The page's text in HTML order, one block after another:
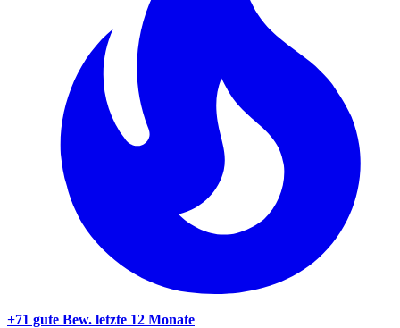
+71 gute Bew. letzte 12 Monate